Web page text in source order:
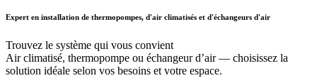
Expert en installation de thermopompes, d'air climatisés et d'échangeurs d'air
Trouvez le système qui vous convient
Air climatisé, thermopompe ou échangeur d’air — choisissez la
solution idéale selon vos besoins et votre espace.